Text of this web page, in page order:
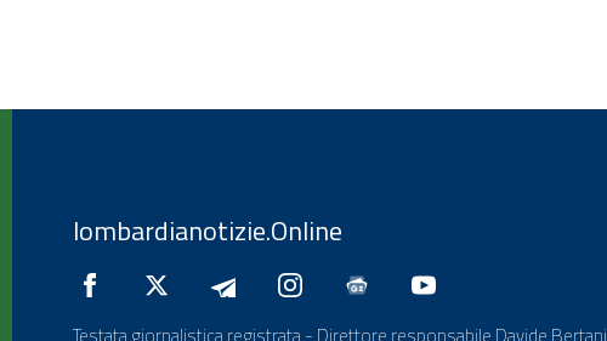
lombardianotizie.Online
Testata giornalistica registrata - Direttore responsabile Davide Bertani